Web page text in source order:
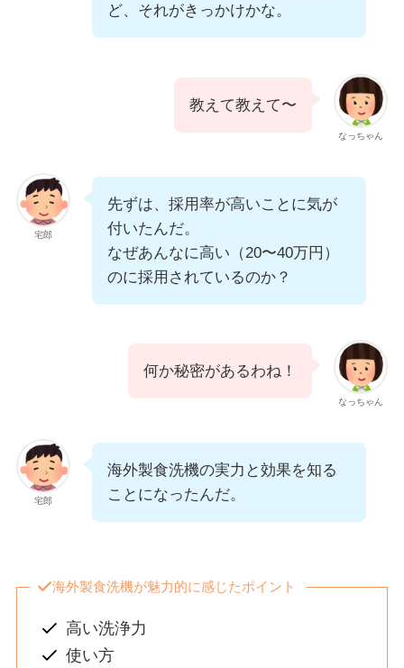
ど、それがきっかけかな。
なっちゃん
教えて教えて〜
宅郎
先ずは、採用率が高いことに気が
付いたんだ。
なぜあんなに高い（20〜40万円）
のに採用されているのか？
なっちゃん
何か秘密があるわね！
宅郎
海外製食洗機の実力と効果を知る
ことになったんだ。
海外製食洗機が魅力的に感じたポイント
高い洗浄力
使い方